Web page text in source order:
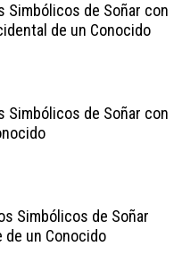
Simbólicos de Soñar con
de un Conocido
Simbólicos de Soñar con
Simbólicos de Soñar
de un Conocido